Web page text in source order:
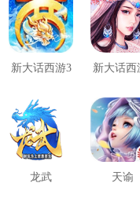
新大话西游3 新大话西
龙武 天谕